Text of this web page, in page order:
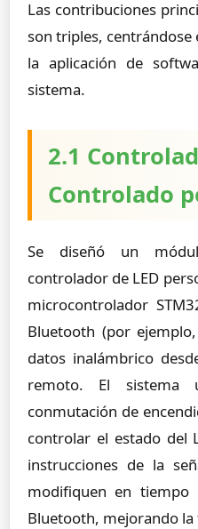
Las contribuciones
son triples, centrándose
la aplicación de
sistema.
2.1
Controlado
Se diseñó un
controlador de LED
microcontrolador
Bluetooth (por
datos inalámbrico
remoto. El sistema
conmutación de
controlar el estado del
instrucciones de la
modifiquen en tiempo
Bluetooth, mejorando